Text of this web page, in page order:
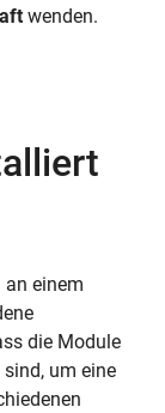
wenden.
einem
die Module
um eine